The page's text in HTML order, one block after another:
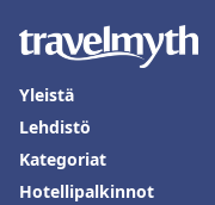
Yleistä
Lehdistö
Kategoriat
Hotellipalkinnot